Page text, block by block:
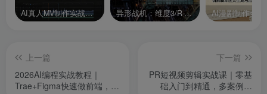
AI真人MV制作实战课：2026专属人物统一技巧，零基础起步批量高效产出成片 异形战机：维度3/R-Type Dimensions III
上一篇
2026AI编程实战教程｜
Trae+Figma快速做前端，从
下一篇
PR短视频剪辑实战课｜零基
础入门到精通，多案例实